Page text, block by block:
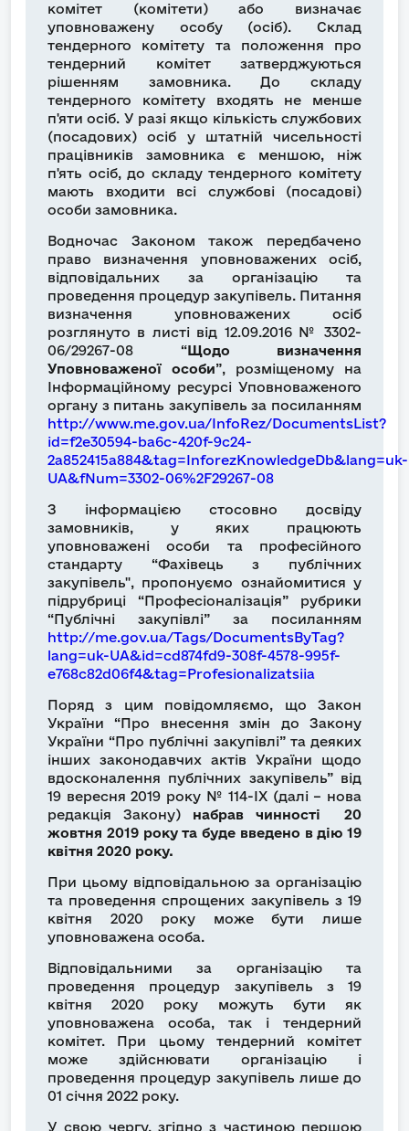
комітет (комітети) або визначає
уповноважену особу (осіб). Склад
тендерного комітету та положення про
тендерний комітет затверджуються
рішенням замовника. До складу
тендерного комітету входять не менше
п'яти осіб. У разі якщо кількість службових
(посадових) осіб у штатній чисельності
працівників замовника є меншою, ніж
п'ять осіб, до складу тендерного комітету
мають входити всі службові (посадові)
особи замовника.
Водночас Законом також передбачено
право визначення уповноважених осіб,
відповідальних за організацію та
проведення процедур закупівель. Питання
визначення уповноважених осіб
розглянуто в листі від 12.09.2016 № 3302-
06/29267-08 “Щодо визначення
Уповноваженої особи”, розміщеному на
Інформаційному ресурсі Уповноваженого
органу з питань закупівель за посиланням
http://www.me.gov.ua/InfoRez/DocumentsList?
id=f2e30594-ba6c-420f-9c24-
2a852415a884&tag=InforezKnowledgeDb&lang=uk-
UA&fNum=3302-06%2F29267-08
З інформацією стосовно досвіду
замовників, у яких працюють
уповноважені особи та професійного
стандарту “Фахівець з публічних
закупівель", пропонуємо ознайомитися у
підрубриці “Професіоналізація” рубрики
“Публічні закупівлі” за посиланням
http://me.gov.ua/Tags/DocumentsByTag?
lang=uk-UA&id=cd874fd9-308f-4578-995f-
e768c82d06f4&tag=Profesionalizatsiia
Поряд з цим повідомляємо, що Закон
України “Про внесення змін до Закону
України “Про публічні закупівлі” та деяких
інших законодавчих актів України щодо
вдосконалення публічних закупівель” від
19 вересня 2019 року № 114-ІХ (далі – нова
редакція Закону) набрав чинності 20
жовтня 2019 року та буде введено в дію 19
квітня 2020 року.
При цьому відповідальною за організацію
та проведення спрощених закупівель з 19
квітня 2020 року може бути лише
уповноважена особа.
Відповідальними за організацію та
проведення процедур закупівель з 19
квітня 2020 року можуть бути як
уповноважена особа, так і тендерний
комітет. При цьому тендерний комітет
може здійснювати організацію і
проведення процедур закупівель лише до
01 січня 2022 року.
У свою чергу, згідно з частиною першою